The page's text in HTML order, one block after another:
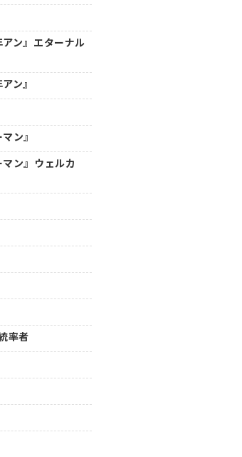
ン』エターナル
ン』
ン』
ン』ウェルカ
率者